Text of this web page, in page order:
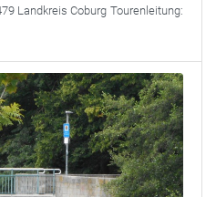
Landkreis Coburg Tourenleitung: